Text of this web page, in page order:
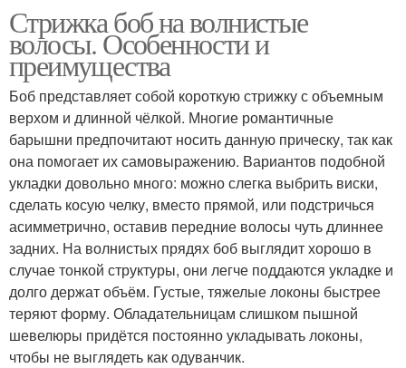
Стрижка боб на волнистые
волосы. Особенности и
преимущества
Боб представляет собой короткую стрижку с объемным
верхом и длинной чёлкой. Многие романтичные
барышни предпочитают носить данную прическу, так как
она помогает их самовыражению. Вариантов подобной
укладки довольно много: можно слегка выбрить виски,
сделать косую челку, вместо прямой, или подстричься
асимметрично, оставив передние волосы чуть длиннее
задних. На волнистых прядях боб выглядит хорошо в
случае тонкой структуры, они легче поддаются укладке и
долго держат объём. Густые, тяжелые локоны быстрее
теряют форму. Обладательницам слишком пышной
шевелюры придётся постоянно укладывать локоны,
чтобы не выглядеть как одуванчик.